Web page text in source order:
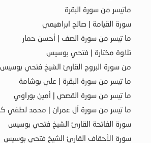
ماتيسر من سورة البقرة
سورة القيامة | صالح ابراهيمي
ما تيسر من سورة الصف | أحسن حمار
تلاوة مختارة | فتحي بوسيس
من سورة البروج القارئ الشيخ فتحي بوسيس
ما تيسر من سورة البقرة | علي بوشامة
ما تيسر من سورة القصص | أمين بوراوي
ما تيسر من سورة آل عمران | محمد لطفي
سورة الفاتحة القارئ الشيخ فتحي بوسيس
سورة الأحقاف القارئ الشيخ فتحي بوسيس